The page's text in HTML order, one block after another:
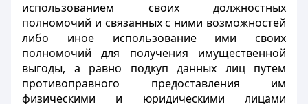
использованием своих должностных
полномочий и связанных с ними возможностей
либо иное использование ими своих
полномочий для получения имущественной
выгоды, а равно подкуп данных лиц путем
противоправного предоставления им
физическими и юридическими лицами